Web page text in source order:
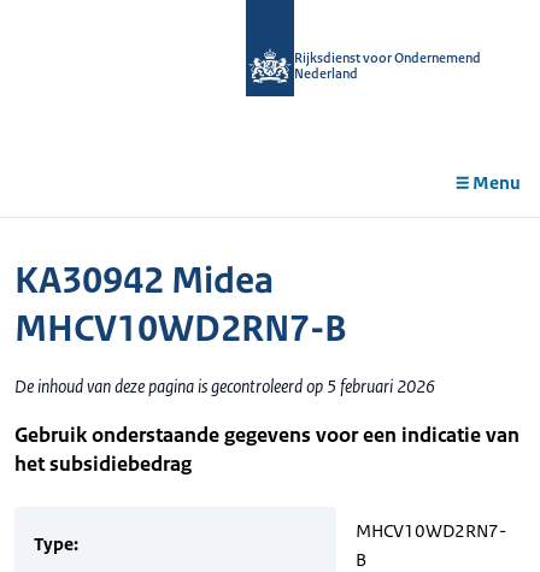
Rijksdienst voor Ondernemend
Nederland
Menu
KA30942 Midea
MHCV10WD2RN7-B
De inhoud van deze pagina is gecontroleerd op 5 februari 2026
Gebruik onderstaande gegevens voor een indicatie van
het subsidiebedrag
Type:
MHCV10WD2RN7-
B